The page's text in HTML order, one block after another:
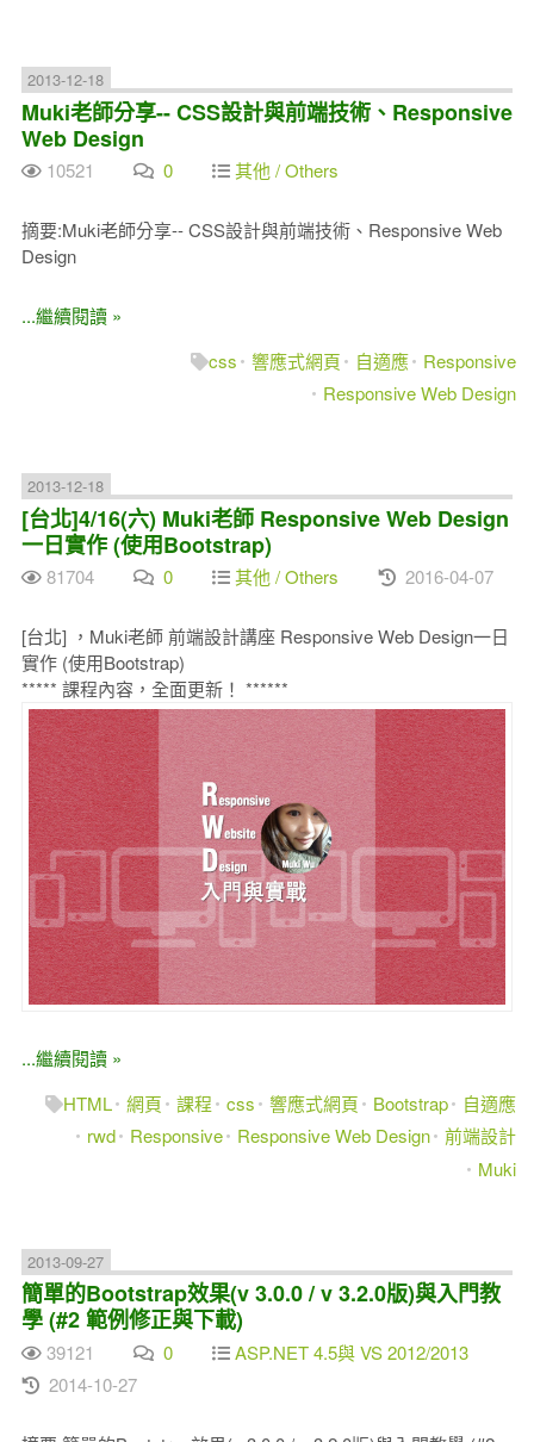
2013-12-18
Muki老師分享-- CSS設計與前端技術、Responsive
Web Design
10521 0 其他 / Others
摘要:Muki老師分享-- CSS設計與前端技術、Responsive Web
Design
...繼續閱讀 »
css
響應式網頁 自適應
Responsive
Responsive Web Design
2013-12-18
[台北]4/16(六) Muki老師 Responsive Web Design
一日實作 (使用Bootstrap)
81704 0 其他 / Others 2016-04-07
[台北] ，Muki老師 前端設計講座 Responsive Web Design一日
實作 (使用Bootstrap)
***** 課程內容，全面更新！ ******
...繼續閱讀 »
HTML 網頁 課程 css 響應式網頁 Bootstrap
自適應
rwd
Responsive Responsive Web Design 前端設計
Muki
2013-09-27
簡單的Bootstrap效果(v 3.0.0 / v 3.2.0版)與入門教
學 (#2 範例修正與下載)
39121 0
ASP.NET 4.5與 VS 2012/2013
2014-10-27